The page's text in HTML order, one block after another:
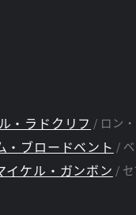
・ラドクリフ ロン
・ブロードベント
イケル・ガンボン